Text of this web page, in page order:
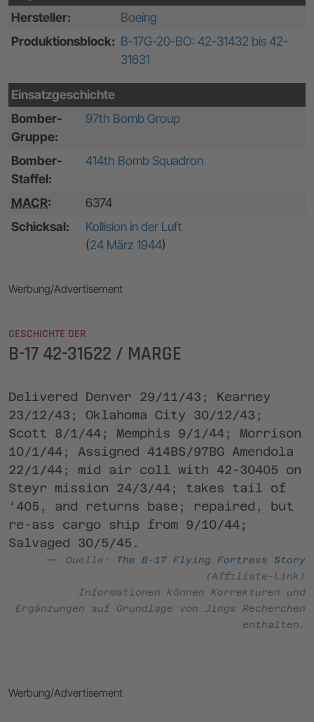
Hersteller:
Boeing
Produktionsblock: B-17G-20-BO: 42-31432 bis 42-
31631
Einsatzgeschichte
Bomber-
Gruppe:
97th Bomb Group
Bomber-
Staffel:
414th Bomb Squadron
MACR:
6374
Schicksal:
Kollision in der Luft
(24 März 1944)
Werbung/Advertisement
GESCHICHTE DER
B-17 42-31622 / MARGE
Delivered Denver 29/11/43; Kearney
23/12/43; Oklahoma City 30/12/43;
Scott 8/1/44; Memphis 9/1/44; Morrison
10/1/44; Assigned 414BS/97BG Amendola
22/1/44; mid air coll with 42-30405 on
Steyr mission 24/3/44; takes tail of
‘405, and returns base; repaired, but
re-ass cargo ship from 9/10/44;
Salvaged 30/5/45.
Quelle:
The B-17 Flying Fortress Story
(Affiliate-Link)
Informationen können Korrekturen und
Ergänzungen auf Grundlage von Jings Recherchen
enthalten.
Werbung/Advertisement